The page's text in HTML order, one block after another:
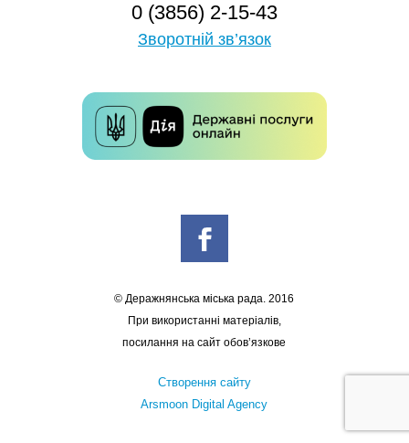
0 (3856) 2-15-43
Зворотній зв’язок
© Деражнянська міська рада. 2016
При використанні матеріалів,
посилання на сайт обов’язкове
Створення сайту
Arsmoon Digital Agency